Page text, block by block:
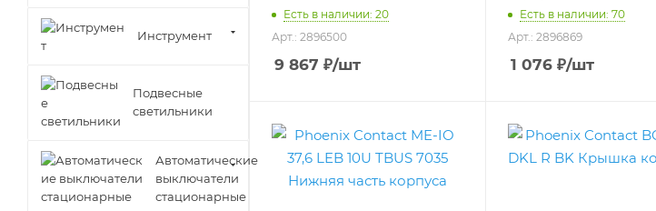
Есть в наличии: 20
Арт.: 2896500
9 867 ₽/шт
Есть в наличии: 70
Арт.: 2896869
1 076₽/шт
Инструмент
Подвесные
светильники
Автоматические
выключатели
стационарные